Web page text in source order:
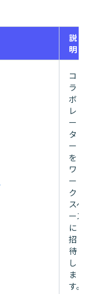
説
明
コ
ラ
ボ
レ
ー
タ
ー
を
ワ
ー
ク
スペ
ース
に
招
待
し
ま
す。